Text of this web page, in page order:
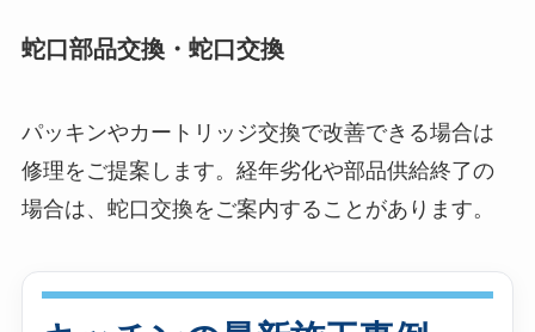
蛇口部品交換・蛇口交換
パッキンやカートリッジ交換で改善できる場合は
修理をご提案します。経年劣化や部品供給終了の
場合は、蛇口交換をご案内することがあります。